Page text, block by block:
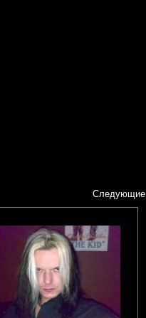
Следующие